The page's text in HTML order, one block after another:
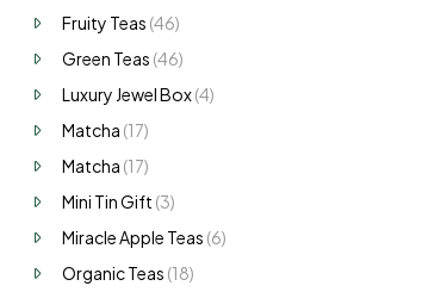
Fruity Teas (46)
Green Teas (46)
Luxury Jewel Box(4)
Matcha (17)
Matcha (17)
Mini Tin Gift (3)
Miracle Apple Teas (6)
Organic Teas (18)